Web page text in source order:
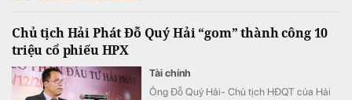
Chủ tịch Hải Phát Đỗ Quý Hải “gom” thành công 10
triệu cổ phiếu HPX
Tài chính
Ông Đỗ Quý Hải- Chủ tịch HĐQT của Hải